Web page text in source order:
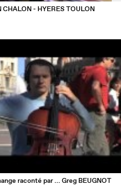
CHALON - HYERES TOULON
raconté par ... Greg BEUGNOT